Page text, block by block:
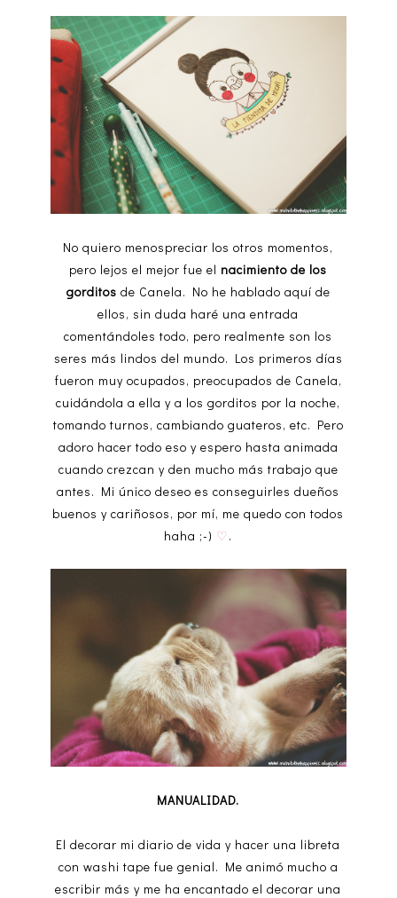
No quiero menospreciar los otros momentos,
pero lejos el mejor fue el nacimiento de los
gorditos de Canela. No he hablado aquí de
ellos, sin duda haré una entrada
comentándoles todo, pero realmente son los
seres más lindos del mundo. Los primeros días
fueron muy ocupados, preocupados de Canela,
cuidándola a ella y a los gorditos por la noche,
tomando turnos, cambiando guateros, etc. Pero
adoro hacer todo eso y espero hasta animada
cuando crezcan y den mucho más trabajo que
antes. Mi único deseo es conseguirles dueños
buenos y cariñosos, por mí, me quedo con todos
haha ;-) ♡.
MANUALIDAD.
El decorar mi diario de vida y hacer una libreta
con washi tape fue genial. Me animó mucho a
escribir más y me ha encantado el decorar una